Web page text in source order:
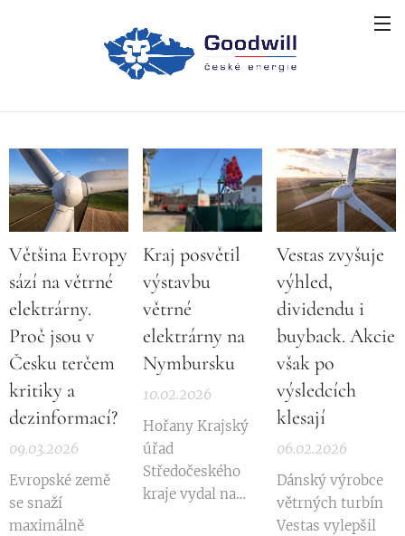
Většina Evropy
sází na větrné
elektrárny.
Proč jsou v
Česku terčem
kritiky a
dezinformací?
09.03.2026
Evropské země
se snaží
maximálně
Kraj posvětil
výstavbu
větrné
elektrárny na
Nymbursku
10.02.2026
Hořany Krajský
úřad
Středočeského
kraje vydal na
Vestas zvyšuje
výhled,
dividendu i
buyback. Akcie
však po
výsledcích
klesají
06.02.2026
Dánský výrobce
větrných turbín
Vestas vylepšil